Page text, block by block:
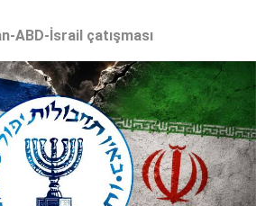
ABD-İsrail çatışması